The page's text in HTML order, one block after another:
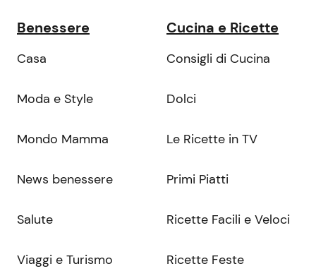
Benessere
Casa
Moda e Style
Mondo Mamma
News benessere
Salute
Viaggi e Turismo
Cucina e Ricette
Consigli di Cucina
Dolci
Le Ricette in TV
Primi Piatti
Ricette Facili e Veloci
Ricette Feste